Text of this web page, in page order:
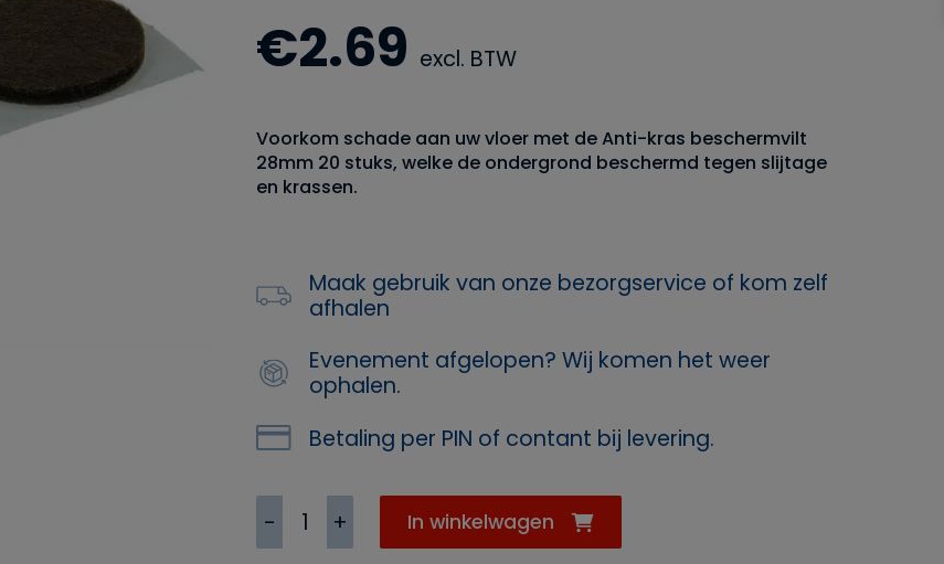
€2.69 excl. BTW
Voorkom schade aan uw vloer met de Anti-kras beschermvilt
28mm 20 stuks, welke de ondergrond beschermd tegen slijtage
en krassen.
Maak gebruik van onze bezorgservice of kom zelf
afhalen
Evenement afgelopen? Wij komen het weer
ophalen.
Betaling per PIN of contant bij levering.
Anti-
kras
beschermvilt
In winkelwagen